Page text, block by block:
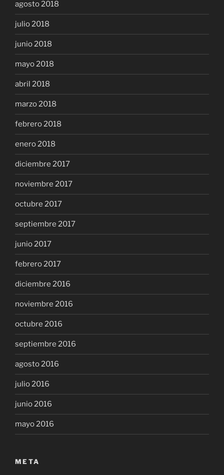
agosto 2018
julio 2018
junio 2018
mayo 2018
abril 2018
marzo 2018
febrero 2018
enero 2018
diciembre 2017
noviembre 2017
octubre 2017
septiembre 2017
junio 2017
febrero 2017
diciembre 2016
noviembre 2016
octubre 2016
septiembre 2016
agosto 2016
julio 2016
junio 2016
mayo 2016
META